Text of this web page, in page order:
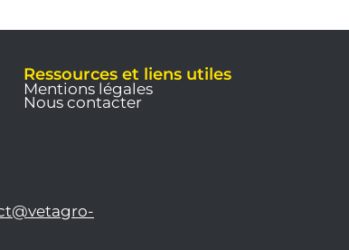
Ressources et liens utiles
Mentions légales
Nous contacter